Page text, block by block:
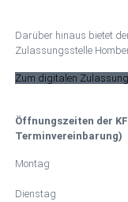
Darüber hinaus bietet
Zulassungsstelle
Zum digitalen
Öffnungszeiten der
Terminvereinbarung)
Montag
Dienstag